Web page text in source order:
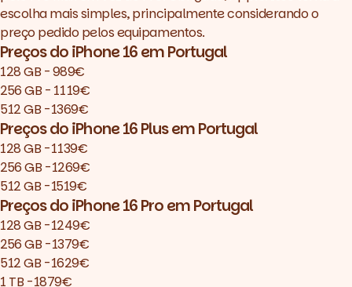
escolha mais simples, principalmente considerando o
preço pedido pelos equipamentos.
Preços do iPhone 16 em Portugal
128 GB - 989€
256 GB - 1119€
512 GB -1369€
Preços do iPhone 16 Plus em Portugal
128 GB - 1139€
256 GB - 1269€
512 GB - 1519€
Preços do iPhone 16 Pro em Portugal
128 GB - 1249€
256 GB - 1379€
512 GB -1629€
1 TB - 1879€